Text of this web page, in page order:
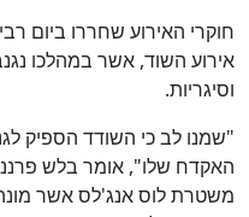
חוקרי האירוע שחררו ביום
וסיגריות.
"שמנו לב כי השודד הספיק
האקדח שלו", אומר בלש
משטרת לוס אנג'לס אשר